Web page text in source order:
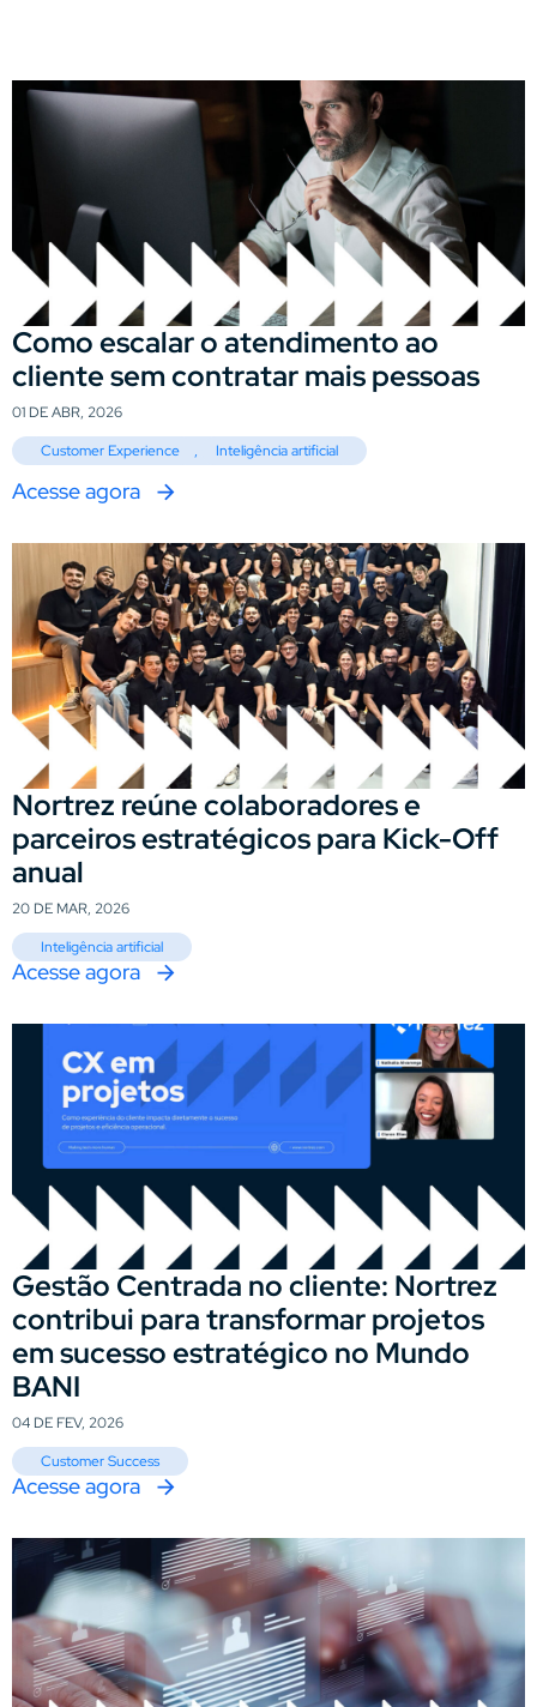
Como escalar o atendimento ao
cliente sem contratar mais pessoas
01 DE ABR, 2026
Customer Experience
, Inteligência artificial
Acesse agora
Nortrez reúne colaboradores e
parceiros estratégicos para Kick-Off
anual
20 DE MAR, 2026
Inteligência artificial
Acesse agora
Gestão Centrada no cliente: Nortrez
contribui para transformar projetos
em sucesso estratégico no Mundo
BANI
04 DE FEV, 2026
Customer Success
Acesse agora